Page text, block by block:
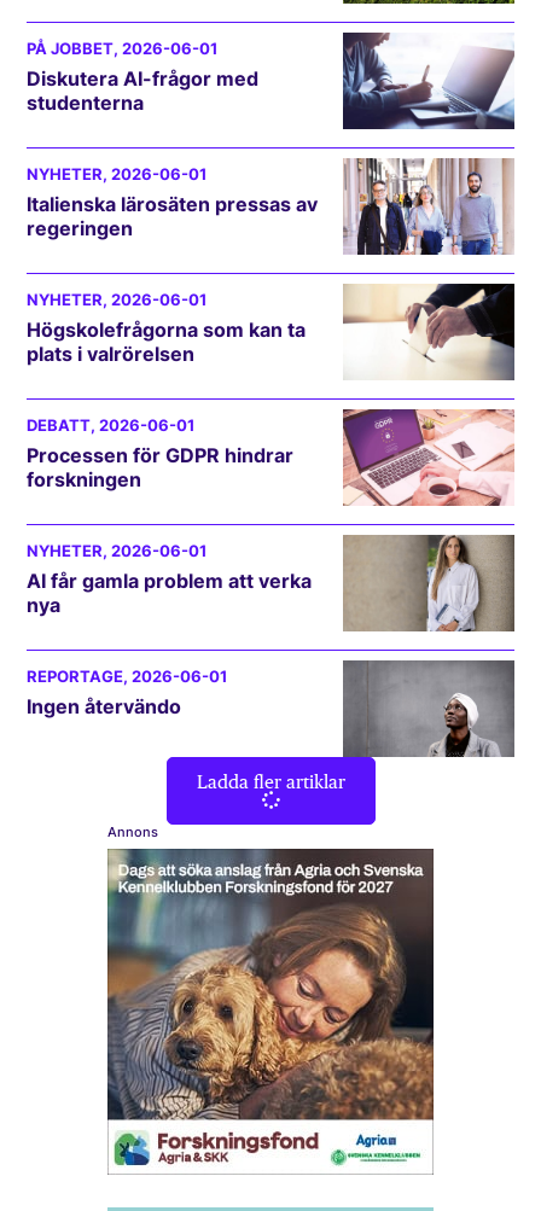
PÅ JOBBET, 2026-06-01
Diskutera AI-frågor med
studenterna
NYHETER, 2026-06-01
Italienska lärosäten pressas av
regeringen
NYHETER, 2026-06-01
Högskolefrågorna som kan ta
plats i valrörelsen
DEBATT, 2026-06-01
Processen för GDPR hindrar
forskningen
NYHETER, 2026-06-01
AI får gamla problem att verka
nya
REPORTAGE, 2026-06-01
Ingen återvändo
Ladda fler artiklar
Annons